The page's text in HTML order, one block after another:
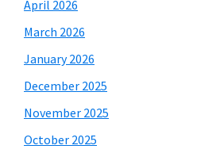
April 2026
March 2026
January 2026
December 2025
November 2025
October 2025